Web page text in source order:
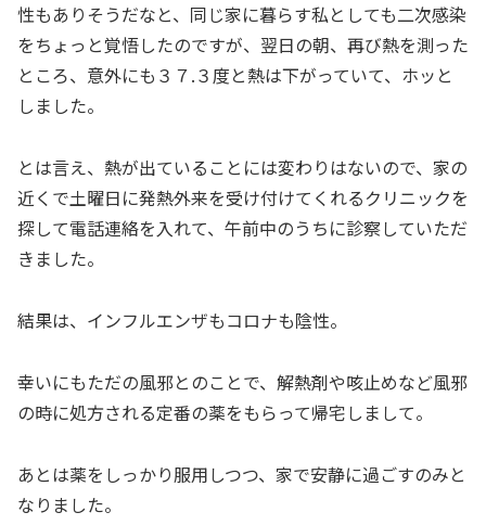
性もありそうだなと、同じ家に暮らす私としても二次感染
をちょっと覚悟したのですが、翌日の朝、再び熱を測った
ところ、意外にも３７.３度と熱は下がっていて、ホッと
しました。
とは言え、熱が出ていることには変わりはないので、家の
近くで土曜日に発熱外来を受け付けてくれるクリニックを
探して電話連絡を入れて、午前中のうちに診察していただ
きました。
結果は、インフルエンザもコロナも陰性。
幸いにもただの風邪とのことで、解熱剤や咳止めなど風邪
の時に処方される定番の薬をもらって帰宅しまして。
あとは薬をしっかり服用しつつ、家で安静に過ごすのみと
なりました。